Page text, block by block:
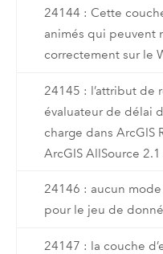
24144 : Cette
animés qui peuvent
correctement sur le
24145 : l’attribut de
évaluateur de délai
charge dans ArcGIS
ArcGIS AllSource
24146 : aucun
pour le jeu de
24147 : la couche